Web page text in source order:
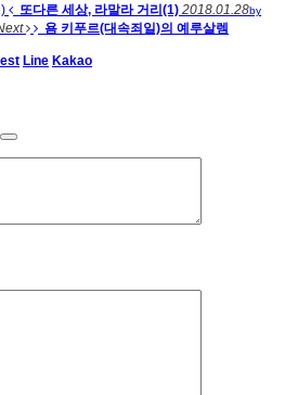
또다른 세상, 라말라 거리(1) 2018.01.28by
욤 키푸르(대속죄일)의 예루살렘
Line Kakao